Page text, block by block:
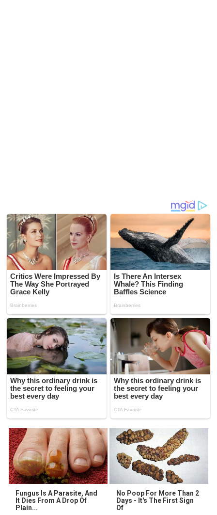
Fungus Is A Parasite, And
It Dies From A Drop Of
Plain...
No Poop For More Than 2
Days - It's The First Sign
Of